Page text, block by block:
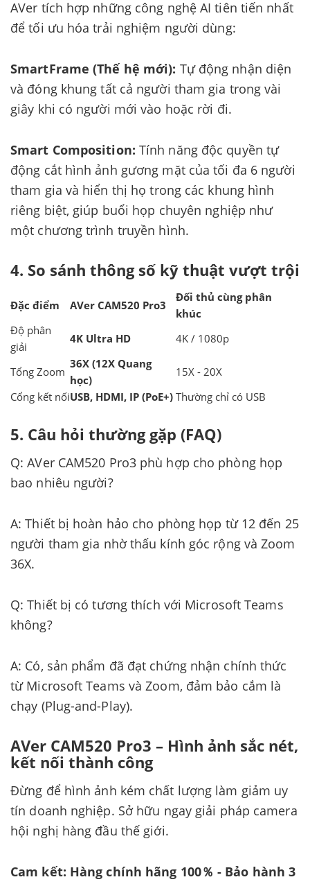
AVer tích hợp những công nghệ AI tiên tiến nhất
để tối ưu hóa trải nghiệm người dùng:
SmartFrame (Thế hệ mới): Tự động nhận diện
và đóng khung tất cả người tham gia trong vài
giây khi có người mới vào hoặc rời đi.
Smart Composition: Tính năng độc quyền tự
động cắt hình ảnh gương mặt của tối đa 6 người
tham gia và hiển thị họ trong các khung hình
riêng biệt, giúp buổi họp chuyên nghiệp như
một chương trình truyền hình.
4. So sánh thông số kỹ thuật vượt trội
Đặc điểm AVer CAM520 Pro3
Đối thủ cùng phân
khúc
Độ phân
giải
4K Ultra HD 4K / 1080p
Tổng Zoom
36X (12X Quang
học)
15X - 20X
Cổng kết nốiUSB, HDMI, IP (PoE+) Thường chỉ có USB
5. Câu hỏi thường gặp (FAQ)
Q: AVer CAM520 Pro3 phù hợp cho phòng họp
bao nhiêu người?
A: Thiết bị hoàn hảo cho phòng họp từ 12 đến 25
người tham gia nhờ thấu kính góc rộng và Zoom
36X.
Q: Thiết bị có tương thích với Microsoft Teams
không?
A: Có, sản phẩm đã đạt chứng nhận chính thức
từ Microsoft Teams và Zoom, đảm bảo cắm là
chạy (Plug-and-Play).
AVer CAM520 Pro3 – Hình ảnh sắc nét,
kết nối thành công
Đừng để hình ảnh kém chất lượng làm giảm uy
tín doanh nghiệp. Sở hữu ngay giải pháp camera
hội nghị hàng đầu thế giới.
Cam kết: Hàng chính hãng 100％ - Bảo hành 3